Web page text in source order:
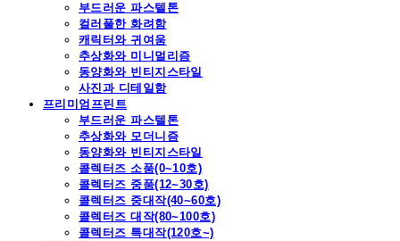
부드러운 파스텔톤
컬러풀한 화려함
캐릭터와 귀여움
추상화와 미니멀리즘
동양화와 빈티지스타일
사진과 디테일함
프리미엄프린트
부드러운 파스텔톤
추상화와 모더니즘
동양화와 빈티지스타일
콜렉터즈 소품(0~10호)
콜렉터즈 중품(12~30호)
콜렉터즈 중대작(40~60호)
콜렉터즈 대작(80~100호)
콜렉터즈 특대작(120호~)